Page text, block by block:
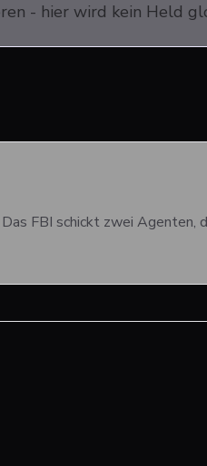
- hier wird kein Held
FBI schickt zwei Agenten,